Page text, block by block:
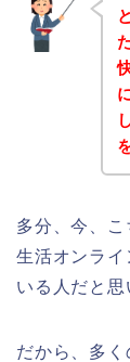
多分、今、
生活オンラ
いる人だと思
だから、多